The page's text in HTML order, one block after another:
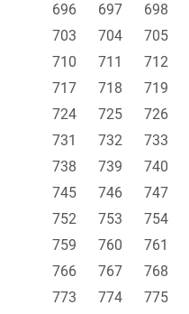
696
697 698
703
704 705
710
711 712
717
718 719
724
725 726
731
732 733
738
739 740
745
746 747
752
753 754
759
760 761
766
767 768
773
774 775